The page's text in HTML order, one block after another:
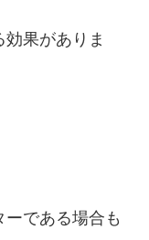
果がありま
である場合も